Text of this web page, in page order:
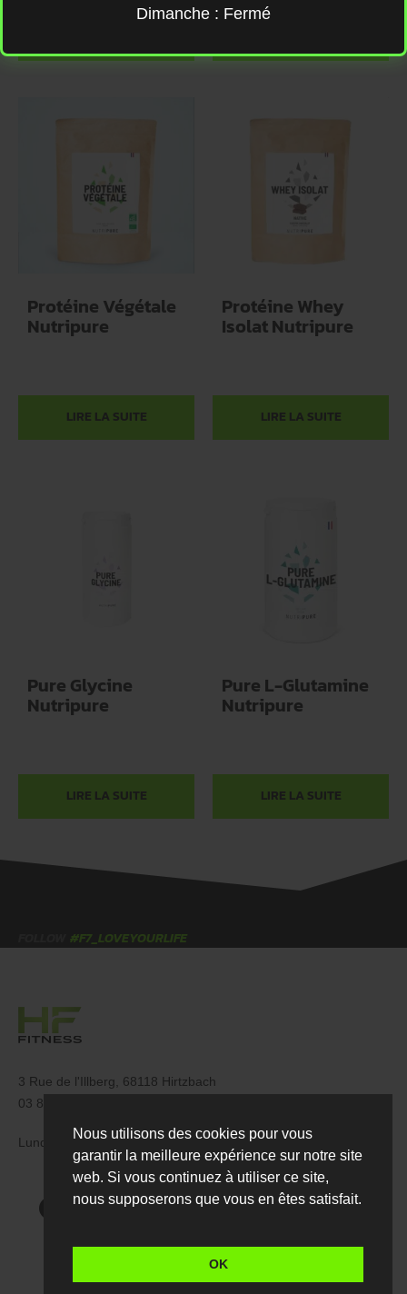
Protéine Végétale
Nutripure
LIRE LA SUITE
Protéine Whey
Isolat Nutripure
LIRE LA SUITE
Pure Glycine
Nutripure
LIRE LA SUITE
Pure L-Glutamine
Nutripure
LIRE LA SUITE
#F7_LOVEYOURLIFE
3 Rue de l'Illberg, 68118 Hirtzbach
03 89 68 22 27
Lundi – Dimanche : 6:00 – 23:00
Dimanche : Fermé
Nous utilisons des cookies pour vous
garantir la meilleure expérience sur notre site
web. Si vous continuez à utiliser ce site,
nous supposerons que vous en êtes satisfait.
OK